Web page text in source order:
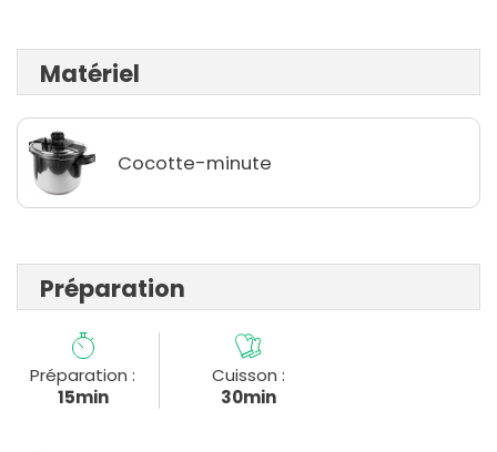
Matériel
Cocotte-minute
Préparation
Préparation :
15min
Cuisson :
30min